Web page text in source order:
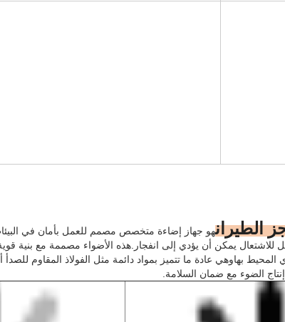
الطيرانهو جهاز إضاءة متخصص مصمم للعمل بأمان في
للاشتعال يمكن أن يؤدي إلى انفجار.هذه الأضواء مصممة مع
بهاوهي عادة ما تتميز بمواد دائمة مثل الفولاذ المقاوم
الضوء مع ضمان السلامة.